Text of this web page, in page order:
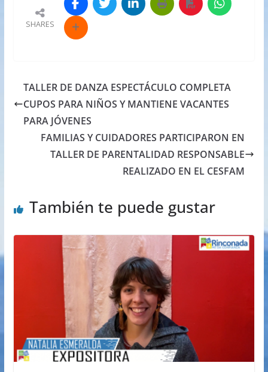
SHARES
TALLER DE DANZA ESPECTÁCULO COMPLETA
CUPOS PARA NIÑOS Y MANTIENE VACANTES
PARA JÓVENES
FAMILIAS Y CUIDADORES PARTICIPARON EN
TALLER DE PARENTALIDAD RESPONSABLE
REALIZADO EN EL CESFAM
También te puede gustar